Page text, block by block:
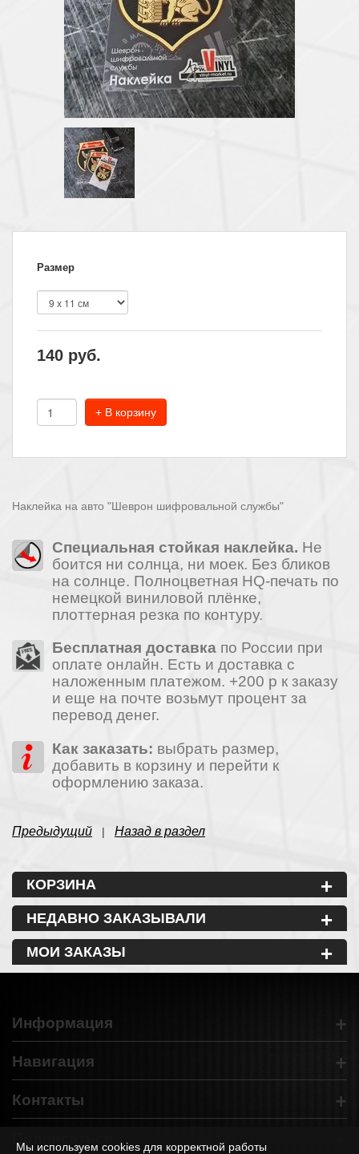
Размер
140 руб.
+ В корзину
Наклейка на авто "Шеврон шифровальной службы"
Специальная стойкая наклейка. Не
боится ни солнца, ни моек. Без бликов
на солнце. Полноцветная HQ-печать по
немецкой виниловой плёнке,
плоттерная резка по контуру.
Бесплатная доставка по России при
оплате онлайн. Есть и доставка с
наложенным платежом. +200 р к заказу
и еще на почте возьмут процент за
перевод денег.
Как заказать: выбрать размер,
добавить в корзину и перейти к
оформлению заказа.
Предыдущий | Назад в раздел
КОРЗИНА +
НЕДАВНО ЗАКАЗЫВАЛИ +
МОИ ЗАКАЗЫ +
Информация +
Навигация +
Контакты +
Подписаться
Мы используем cookies для корректной работы